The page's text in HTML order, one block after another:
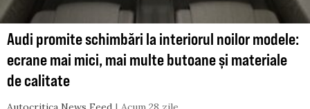
Audi promite schimbări la interiorul noilor modele:
ecrane mai mici, mai multe butoane și materiale
de calitate